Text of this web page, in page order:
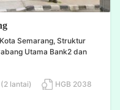
Semarang, Struktur
Utama Bank2 dan
(2 lantai)
HGB 2038